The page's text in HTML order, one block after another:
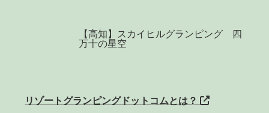
【高知】スカイヒルグランピング 四
万十の星空
リゾートグランピングドットコムとは？